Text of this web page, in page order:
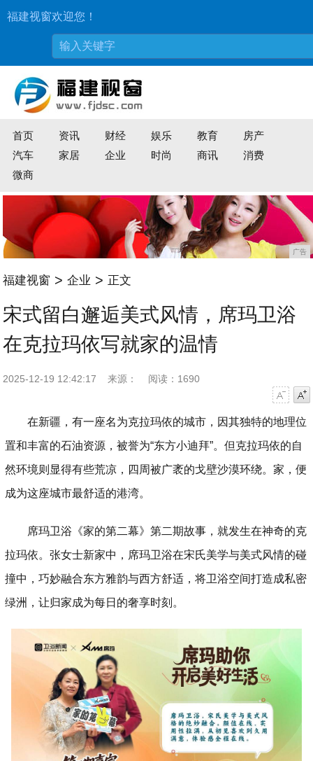
福建视窗欢迎您！
首页 资讯 财经 娱乐 教育
房产
汽车
家居 企业 时尚 商讯
消费
微商
广告
福建视窗 > 企业 > 正文
宋式留白邂逅美式风情，席玛卫浴
在克拉玛依写就家的温情
2025-12-19 12:42:17 来源：
阅读：1690
在新疆，有一座名为克拉玛依的城市，因其独特的地理位
置和丰富的石油资源，被誉为“东方小迪拜”。但克拉玛依的自
然环境则显得有些荒凉，四周被广袤的戈壁沙漠环绕。家，便
成为这座城市最舒适的港湾。
席玛卫浴《家的第二幕》第二期故事，就发生在神奇的克
拉玛依。张女士新家中，席玛卫浴在宋氏美学与美式风情的碰
撞中，巧妙融合东方雅韵与西方舒适，将卫浴空间打造成私密
绿洲，让归家成为每日的奢享时刻。